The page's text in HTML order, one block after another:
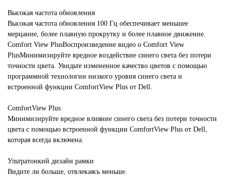
Высокая частота обновления
Высокая частота обновления 100 Гц обеспечивает меньшее
мерцание, более плавную прокрутку и более плавное движение.
Comfort View PlusВоспроизведение видео о Comfort View
PlusМинимизируйте вредное воздействие синего света без потери
точности цвета. Увидьте измененное качество цветов с помощью
программной технологии низкого уровня синего света и
встроенной функции ComfortView Plus от Dell.
ComfortView Plus
Минимизируйте вредное влияние синего света без потери точности
цвета с помощью встроенной функции ComfortView Plus от Dell,
которая всегда включена.
Ультратонкий дизайн рамки
Видите ли больше, отвлекаясь меньше.